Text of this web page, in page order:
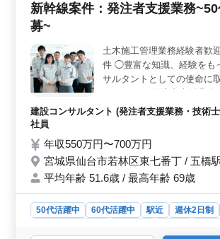
代のベテランシニアの方も
さい。
抵抗がない方にも好適な環境です。 ＜
環境と福利厚生＞ 正社員として安定した
万円〜500万円、賞与年2回、福利厚生が
健康・厚生・雇用・労災など万全のサポ
ます。
新幹線案件：発注者支援業務
募~
土木施工管理業務経験者歓
件 ◯豊富な知識、経験をも
サルタントとしての使命に
ける保全管理業務 ☆宮城県
建設コンサルタント (発注者支援業務・技術
社員
年収550万円〜700万円
宮城県仙台市若林区東七番丁 / 五橋
平均年齢 51.6歳 / 最高年齢 69歳
50代活躍中 60代活躍中 駅近 週休2日制